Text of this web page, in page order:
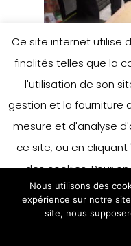
Ce site internet utilise
finalités telles que la
l'utilisation de son
gestion et la fourniture
mesure et d'analyse
ce site, ou en
des cookies. Pour
préférences en
à notre politique
Nous utilisons des
expérience sur notre
site, nous